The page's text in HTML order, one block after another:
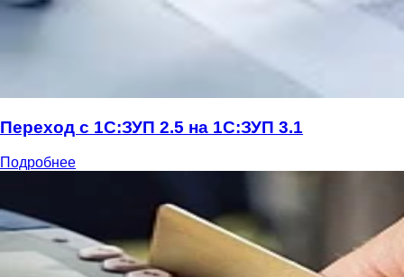
Переход с 1C:ЗУП 2.5 на 1С:ЗУП 3.1
Подробнее